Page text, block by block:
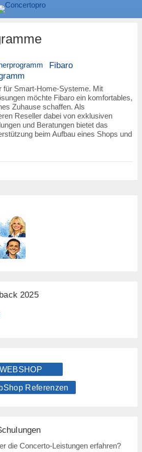
Fibaro
für Smart-Home-Systeme. Mit
möchte Fibaro ein komfortables,
Zuhause schaffen. Als
Reseller dabei von exklusiven
und Beratungen bietet das
beim Aufbau eines Shops und
2025
Referenzen
die Concerto-Leistungen erfahren?